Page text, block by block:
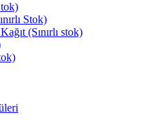
Stok)
(Sınırlı stok)